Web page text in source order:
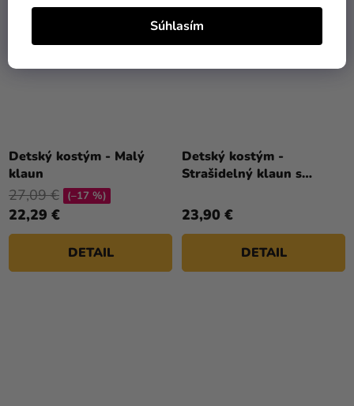
Súhlasím
Detský kostým - Malý
klaun
22,29 €
27,09 € (–17 %)
DETAIL
Detský kostým -
Strašidelný klaun s
23,90 €
DETAIL